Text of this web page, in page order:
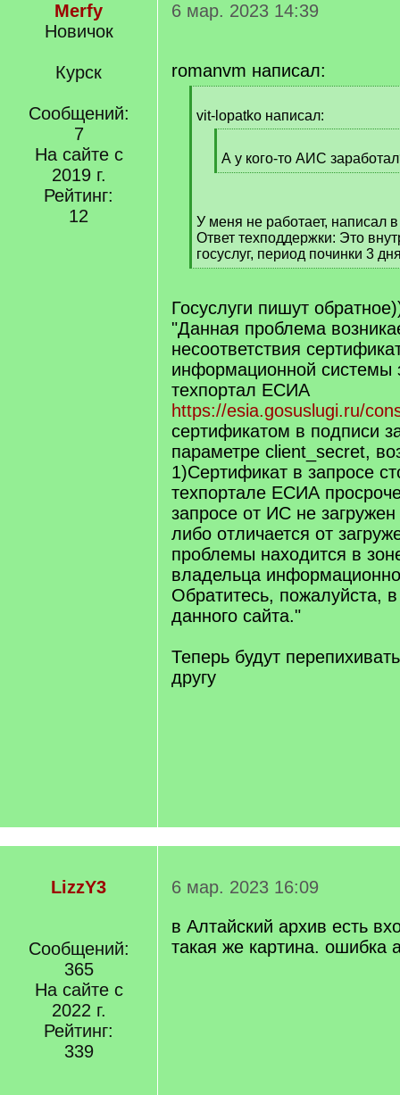
Merfy
Новичок
Курск
Сообщений:
7
На сайте с
2019 г.
Рейтинг:
12
6 мар. 2023 14:39
romanvm написал:
q
vit-lopatko написал:
q
]
А у кого-то АИС
[
]
У меня не работает, написал
Ответ техподдержки: Это
госуслуг, период починки 3
[
q
]
Госуслуги пишут
"Данная проблема
несоответствия
информационной системы
техпортал ЕСИА
https://esia.gosuslugi.ru/
сертификатом в подписи
параметре client_secret,
1)Сертификат в запросе
техпортале ЕСИА
запросе от ИС не
либо отличается от
проблемы находится в
владельца
Обратитесь, пожалуйста,
данного сайта."
Теперь будут
другу
LizzY3
Сообщений:
365
На сайте с
2022 г.
Рейтинг:
339
6 мар. 2023 16:09
в Алтайский архив есть
такая же картина. ошибка